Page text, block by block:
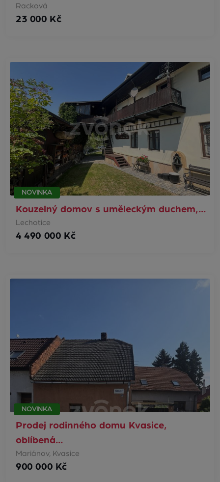
Racková
23 000 Kč
NOVINKA
Kouzelný domov s uměleckým duchem,…
Lechotice
4 490 000 Kč
NOVINKA
Prodej rodinného domu Kvasice,
oblíbená…
Mariánov, Kvasice
900 000 Kč